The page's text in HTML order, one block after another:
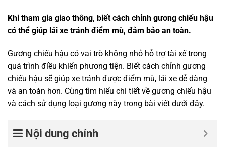
Khi tham gia giao thông, biết cách chỉnh gương chiếu hậu
có thể giúp lái xe tránh điểm mù, đảm bảo an toàn.
Gương chiếu hậu có vai trò không nhỏ hỗ trợ tài xế trong
quá trình điều khiển phương tiện. Biết cách chỉnh gương
chiếu hậu sẽ giúp xe tránh được điểm mù, lái xe dễ dàng
và an toàn hơn. Cùng tìm hiểu chi tiết về gương chiếu hậu
và cách sử dụng loại gương này trong bài viết dưới đây.
Nội dung chính